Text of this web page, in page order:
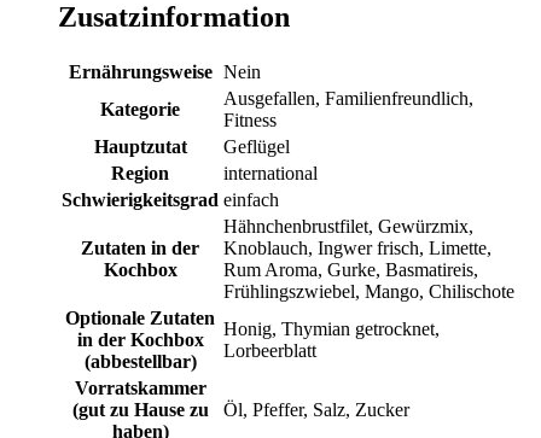
Zusatzinformation
Ernährungsweise Nein
Kategorie
Ausgefallen, Familienfreundlich,
Fitness
Hauptzutat
Geflügel
Region
international
Schwierigkeitsgrad einfach
Zutaten in der
Kochbox
Hähnchenbrustfilet, Gewürzmix,
Knoblauch, Ingwer frisch, Limette,
Rum Aroma, Gurke, Basmatireis,
Frühlingszwiebel, Mango, Chilischote
Optionale Zutaten
in der Kochbox
(abbestellbar)
Honig, Thymian getrocknet,
Lorbeerblatt
Vorratskammer
(gut zu Hause zu
haben)
Öl, Pfeffer, Salz, Zucker